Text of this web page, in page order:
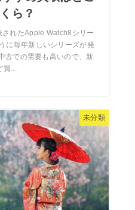
ら？
れたApple Watch8シリー
に毎年新しいシリーズが発
古での需要も高いので、新
...
未分類